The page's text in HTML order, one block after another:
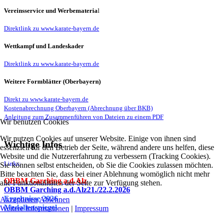
Vereinsservice und Werbematerial
Direktlink zu www.karate-bayern.de
Wettkampf und Landeskader
Direktlink zu www.karate-bayern.de
Weitere Formblätter (Oberbayern)
Direkt zu www.karate-bayern.de
Kostenabrechnung Oberbayern (Abrechnung über BKB)
Anleitung zum Zusammenführen von Dateien zu einem PDF
Wichtige Infos
Links:
OBBM Garching a.d.Alz
OBBM Garching a.d.Alz21./22.2.2026
Ergebnisse2026
Medalienspiegel
Wir benutzen Cookies
Wir nutzen Cookies auf unserer Website. Einige von ihnen sind
essenziell für den Betrieb der Seite, während andere uns helfen, diese
Website und die Nutzererfahrung zu verbessern (Tracking Cookies).
Sie können selbst entscheiden, ob Sie die Cookies zulassen möchten.
Bitte beachten Sie, dass bei einer Ablehnung womöglich nicht mehr
alle Funktionalitäten der Seite zur Verfügung stehen.
AkzeptierenAblehnen
Weitere Informationen | Impressum